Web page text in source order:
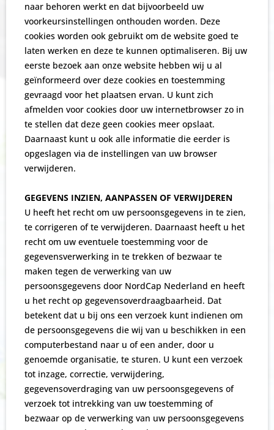
naar behoren werkt en dat bijvoorbeeld uw
voorkeursinstellingen onthouden worden. Deze
cookies worden ook gebruikt om de website goed te
laten werken en deze te kunnen optimaliseren. Bij uw
eerste bezoek aan onze website hebben wij u al
geïnformeerd over deze cookies en toestemming
gevraagd voor het plaatsen ervan. U kunt zich
afmelden voor cookies door uw internetbrowser zo in
te stellen dat deze geen cookies meer opslaat.
Daarnaast kunt u ook alle informatie die eerder is
opgeslagen via de instellingen van uw browser
verwijderen.
GEGEVENS INZIEN, AANPASSEN OF VERWIJDEREN
U heeft het recht om uw persoonsgegevens in te zien,
te corrigeren of te verwijderen. Daarnaast heeft u het
recht om uw eventuele toestemming voor de
gegevensverwerking in te trekken of bezwaar te
maken tegen de verwerking van uw
persoonsgegevens door NordCap Nederland en heeft
u het recht op gegevensoverdraagbaarheid. Dat
betekent dat u bij ons een verzoek kunt indienen om
de persoonsgegevens die wij van u beschikken in een
computerbestand naar u of een ander, door u
genoemde organisatie, te sturen. U kunt een verzoek
tot inzage, correctie, verwijdering,
gegevensoverdraging van uw persoonsgegevens of
verzoek tot intrekking van uw toestemming of
bezwaar op de verwerking van uw persoonsgegevens